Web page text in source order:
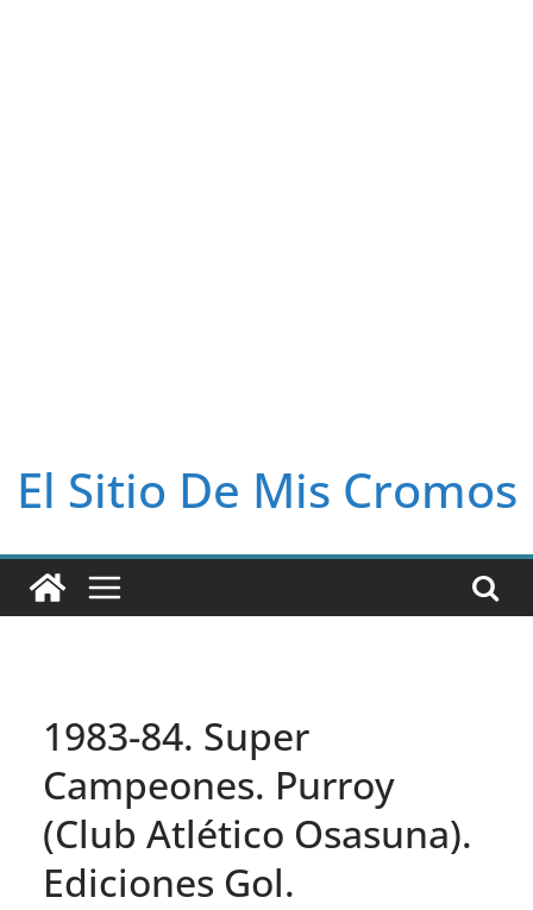
El Sitio De Mis Cromos
1983-84. Super
Campeones. Purroy
(Club Atlético Osasuna).
Ediciones Gol.